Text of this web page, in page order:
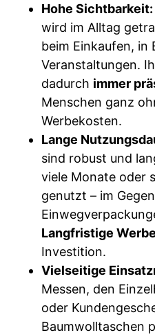
Hohe Sichtbarkeit:
wird im Alltag
beim Einkaufen, in
Veranstaltungen.
dadurch immer
Menschen ganz
Werbekosten.
Lange
sind robust und
viele Monate oder
genutzt – im
Langfristige
Investition.
Vielseitige
Messen, den
oder
Baumwolltaschen